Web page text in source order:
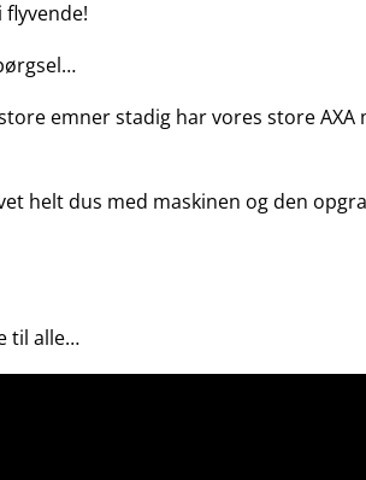
flyvende!
emner stadig har vores store AXA
helt dus med maskinen og den
til alle…